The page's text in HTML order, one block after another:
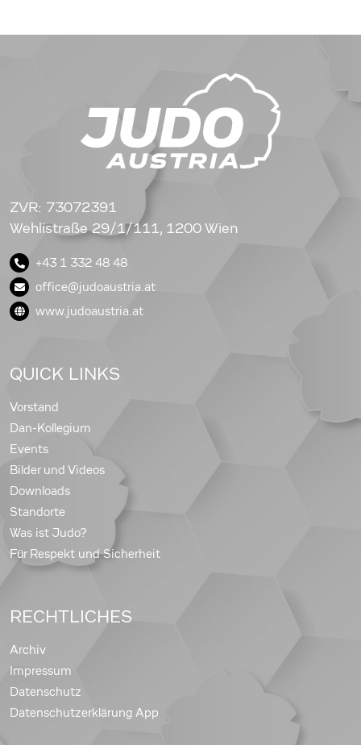
ZVR: 73072391
Wehlistraße 29/1/111, 1200 Wien
+43 1 332 48 48
office@judoaustria.at
www.judoaustria.at
QUICK LINKS
Vorstand
Dan-Kollegium
Events
Bilder und Videos
Downloads
Standorte
Was ist Judo?
Für Respekt und Sicherheit
RECHTLICHES
Archiv
Impressum
Datenschutz
Datenschutzerklärung App